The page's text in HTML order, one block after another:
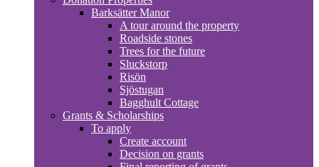
Barksätter Manor
A tour around the property
Roadside stones
Trees for the future
Sluckstorp
Risön
Sjöstugan
Bagghult Cottage
Grants & Scholarships
To apply
Create account
Decision on grants